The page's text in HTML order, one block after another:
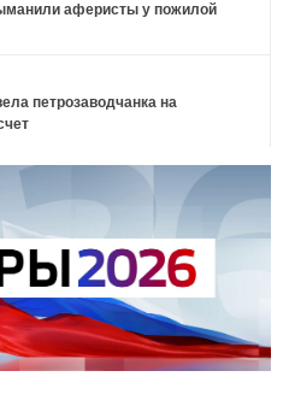
аферисты у пожилой
петрозаводчанка на